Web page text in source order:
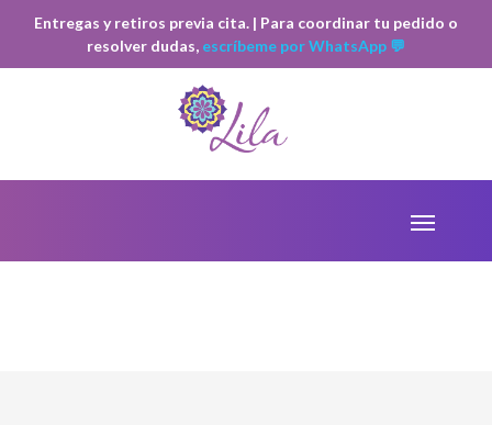
Entregas y retiros previa cita. | Para coordinar tu pedido o
resolver dudas, escríbeme por WhatsApp 💬